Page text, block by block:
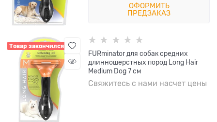
ОФОРМИТЬ
ПРЕДЗАКАЗ
Товар закончился
FURminator для собак средних
длинношерстных пород Long Hair
Medium Dog 7 см
Свяжитесь с нами насчет цены